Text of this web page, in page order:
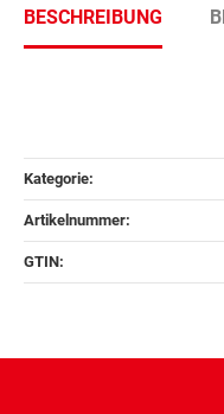
BESCHREIBUNG
Kategorie:
Artikelnummer:
GTIN: